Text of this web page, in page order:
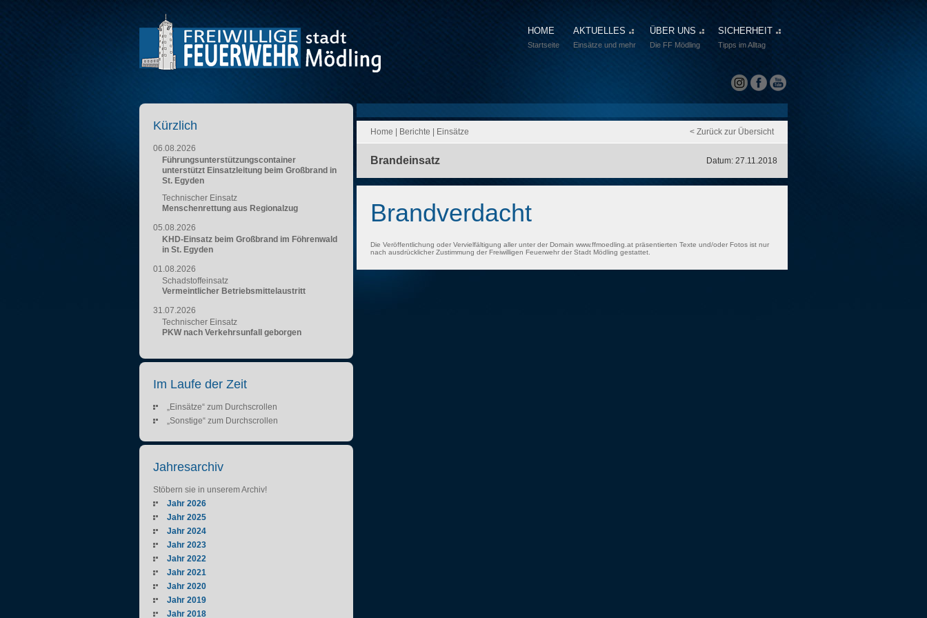
HOME
Startseite
AKTUELLES
Einsätze und mehr
ÜBER UNS
Die FF Mödling
SICHERHEIT
Tipps im Alltag
Home Berichte Einsätze < Zurück zur Übersicht
Brandeinsatz Datum: 27.11.2018
Brandverdacht
Die Veröffentlichung oder Vervielfältigung aller unter der Domain www.ffmoedling.at präsentierten Texte und/oder Fotos ist nur
nach ausdrücklicher Zustimmung der Freiwilligen Feuerwehr der Stadt Mödling gestattet.
Kürzlich
06.08.2026
Führungsunterstützungscontainer
unterstützt Einsatzleitung beim Großbrand in
St. Egyden
Technischer Einsatz
Menschenrettung aus Regionalzug
05.08.2026
KHD-Einsatz beim Großbrand im Föhrenwald
in St. Egyden
01.08.2026
Schadstoffeinsatz
Vermeintlicher Betriebsmittelaustritt
31.07.2026
Technischer Einsatz
PKW nach Verkehrsunfall geborgen
Im Laufe der Zeit
„Einsätze“ zum Durchscrollen
„Sonstige“ zum Durchscrollen
Jahresarchiv
Stöbern sie in unserem Archiv!
Jahr 2026
Jahr 2025
Jahr 2024
Jahr 2023
Jahr 2022
Jahr 2021
Jahr 2020
Jahr 2019
Jahr 2018